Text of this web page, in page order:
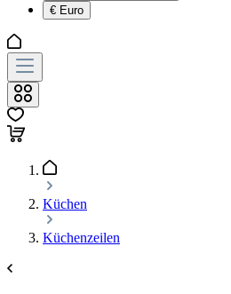
€ Euro
Küchen
Küchenzeilen